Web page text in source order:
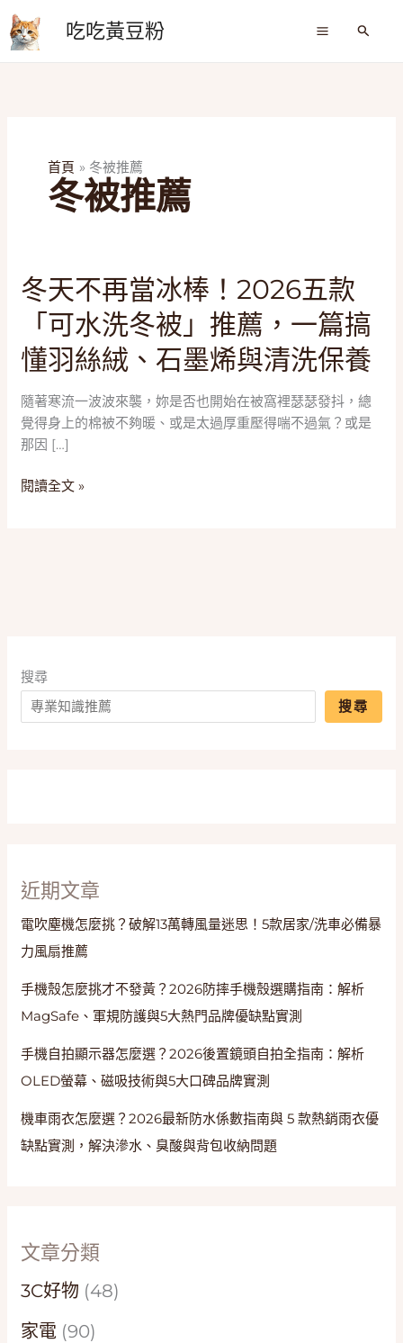
至
主
吃吃黃豆粉
搜
首頁 冬被推薦
冬被推薦
冬天不再當冰棒！2026五款
「可水洗冬被」推薦，一篇搞
懂羽絲絨、石墨烯與清洗保養
​隨著寒流一波波來襲，妳是否也開始在被窩裡瑟瑟發抖，總
覺得身上的棉被不夠暖、或是太過厚重壓得喘不過氣？或是
那因 […]
冬
天
再
當
棒！
2026
五
款
「可
篇
搞
懂
清
保
養
閱讀全文 »
搜尋
搜尋
近期文章
電吹塵機怎麼挑？破解13萬轉風量迷思！5款居家/洗車必備暴
力風扇推薦
手機殼怎麼挑才不發黃？2026防摔手機殼選購指南：解析
MagSafe、軍規防護與5大熱門品牌優缺點實測
手機自拍顯示器怎麼選？2026後置鏡頭自拍全指南：解析
OLED螢幕、磁吸技術與5大口碑品牌實測
機車雨衣怎麼選？2026最新防水係數指南與 5 款熱銷雨衣優
缺點實測，解決滲水、臭酸與背包收納問題
文章分類
3C好物 (48)
家電 (90)